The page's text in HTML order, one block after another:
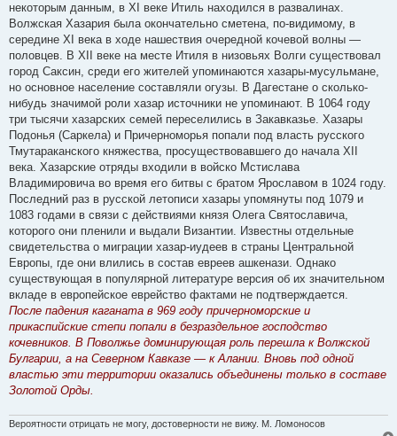
некоторым данным, в XI веке Итиль находился в развалинах.
Волжская Хазария была окончательно сметена, по-видимому, в
середине XI века в ходе нашествия очередной кочевой волны —
половцев. В XII веке на месте Итиля в низовьях Волги существовал
город Саксин, среди его жителей упоминаются хазары-мусульмане,
но основное население составляли огузы. В Дагестане о сколько-
нибудь значимой роли хазар источники не упоминают. В 1064 году
три тысячи хазарских семей переселились в Закавказье. Хазары
Подонья (Саркела) и Причерноморья попали под власть русского
Тмутараканского княжества, просуществовавшего до начала XII
века. Хазарские отряды входили в войско Мстислава
Владимировича во время его битвы с братом Ярославом в 1024 году.
Последний раз в русской летописи хазары упомянуты под 1079 и
1083 годами в связи с действиями князя Олега Святославича,
которого они пленили и выдали Византии. Известны отдельные
свидетельства о миграции хазар-иудеев в страны Центральной
Европы, где они влились в состав евреев ашкенази. Однако
существующая в популярной литературе версия об их значительном
вкладе в европейское еврейство фактами не подтверждается.
После падения каганата в 969 году причерноморские и
прикаспийские степи попали в безраздельное господство
кочевников. В Поволжье доминирующая роль перешла к Волжской
Булгарии, а на Северном Кавказе — к Алании. Вновь под одной
властью эти территории оказались объединены только в составе
Золотой Орды.
Вероятности отрицать не могу, достоверности не вижу. М. Ломоносов